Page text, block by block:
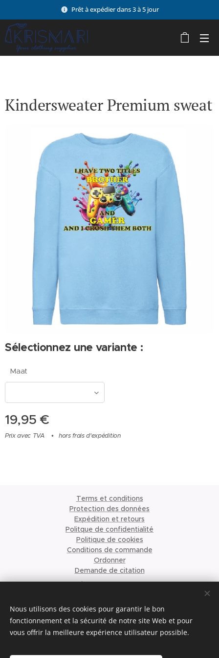
Prêt à expédier dans 3 à 5 jour
Kindersweater Premium sweat
Sélectionnez une variante :
Maat
19,95 €
Prix avec TVA hors frais d'expédition
Terms et conditions
Protection des données
Expédition et retours
Politque de confidentialité
Politique de cookies
Conditions de commande
Ordonner
Demande de citation
©2023 Krismari Clothing Cookies
Langues
Nous utilisons des cookies pour garantir le bon
fonctionnement et la sécurité de notre site Web et pour
vous offrir la meilleure expérience utilisateur possible.